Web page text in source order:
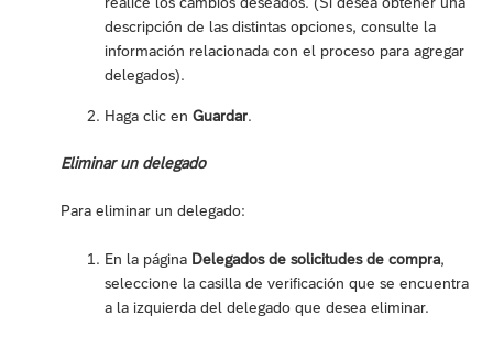
descripción de las distintas opciones, consulte la
información relacionada con el proceso para agregar
delegados).
Haga clic en Guardar.
Eliminar un delegado
Para eliminar un delegado:
En la página Delegados de solicitudes de compra,
seleccione la casilla de verificación que se encuentra
a la izquierda del delegado que desea eliminar.